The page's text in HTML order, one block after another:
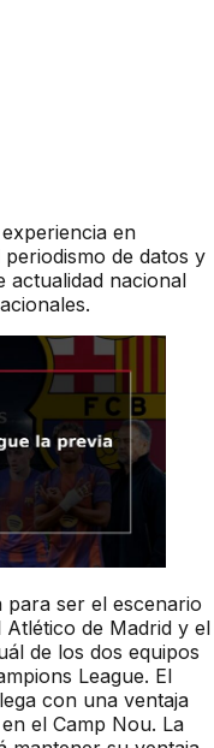
en
de datos y
actualidad nacional
ser el escenario
de Madrid y el
de los dos equipos
League. El
con una ventaja
el Camp Nou. La